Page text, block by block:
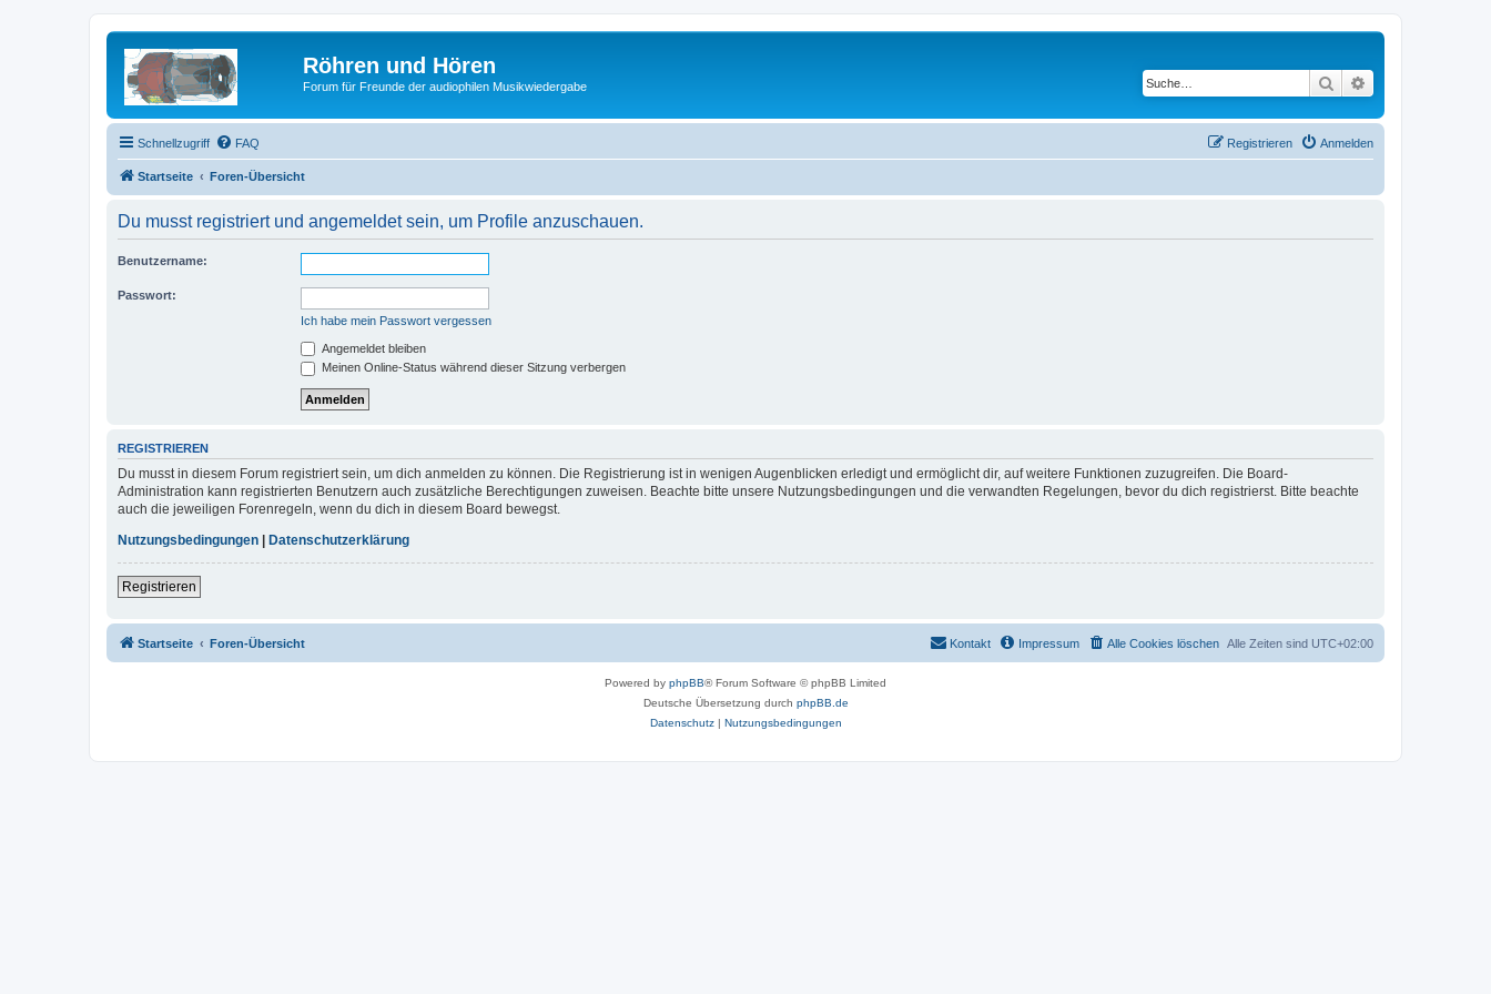
Röhren und Hören
Forum für Freunde der audiophilen Musikwiedergabe Suche
Schnellzugriff FAQ Anmelden
Registrieren
Startseite Foren-Übersicht
Du musst registriert und angemeldet sein, um Profile anzuschauen.
Benutzername:
Passwort:
Ich habe mein Passwort vergessen
Angemeldet bleiben
Meinen Online-Status während dieser Sitzung verbergen
REGISTRIEREN
Du musst in diesem Forum registriert sein, um dich anmelden zu können. Die Registrierung ist in wenigen Augenblicken erledigt und ermöglicht dir, auf weitere Funktionen zuzugreifen. Die Board-
Administration kann registrierten Benutzern auch zusätzliche Berechtigungen zuweisen. Beachte bitte unsere Nutzungsbedingungen und die verwandten Regelungen, bevor du dich registrierst. Bitte beachte
auch die jeweiligen Forenregeln, wenn du dich in diesem Board bewegst.
Nutzungsbedingungen
Datenschutzerklärung
Registrieren
Startseite Foren-Übersicht Alle Zeiten sind UTC+02:00
Alle Cookies löschen
Impressum
Kontakt
Powered by phpBB® Forum Software © phpBB Limited
Deutsche Übersetzung durch phpBB.de
Datenschutz| Nutzungsbedingungen